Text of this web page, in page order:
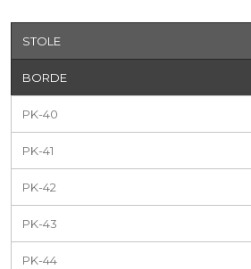
STOLE
BORDE
PK-40
PK-41
PK-42
PK-43
PK-44